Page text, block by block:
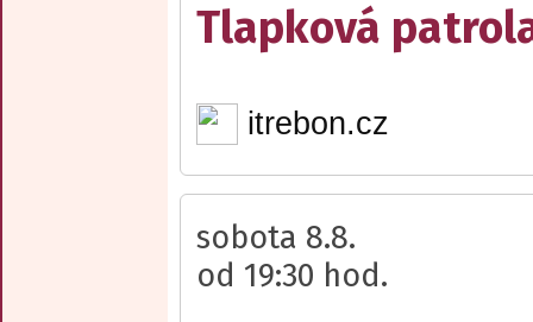
Tlapková
itrebon.cz
sobota 8.8.
od 19:30 hod.